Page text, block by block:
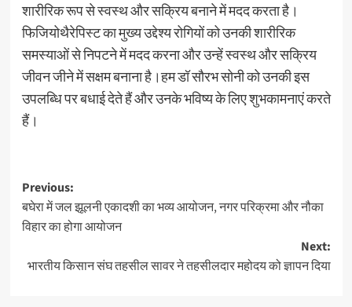
शारीरिक रूप से स्वस्थ और सक्रिय बनाने में मदद करता है।
फिजियोथैरेपिस्ट का मुख्य उद्देश्य रोगियों को उनकी शारीरिक
समस्याओं से निपटने में मदद करना और उन्हें स्वस्थ और सक्रिय
जीवन जीने में सक्षम बनाना है।हम डॉ सौरभ सोनी को उनकी इस
उपलब्धि पर बधाई देते हैं और उनके भविष्य के लिए शुभकामनाएं करते
हैं।
Previous:
बघेरा में जल झूलनी एकादशी का भव्य आयोजन, नगर परिक्रमा और नौका
विहार का होगा आयोजन
Next:
भारतीय किसान संघ तहसील सावर ने तहसीलदार महोदय को ज्ञापन दिया